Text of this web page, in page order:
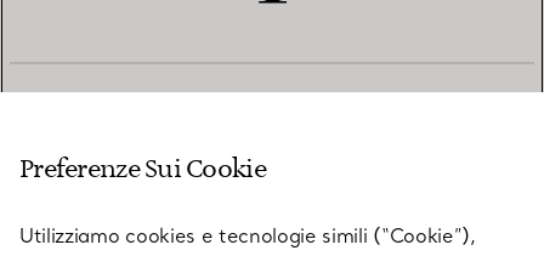
Preferenze Sui Cookie
Utilizziamo cookies e tecnologie simili (“Cookie”),